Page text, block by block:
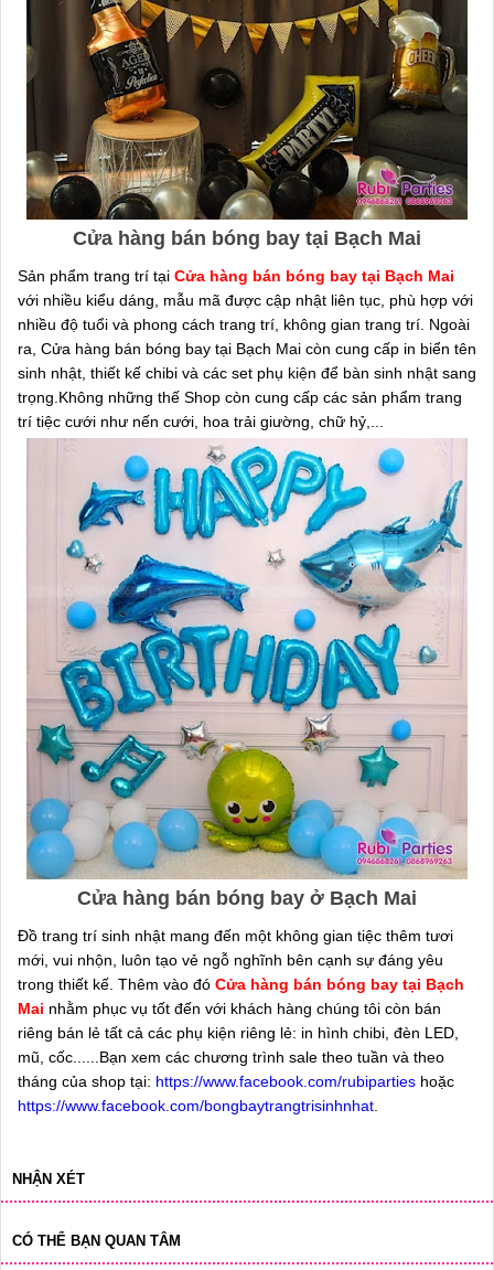
Cửa hàng bán bóng bay tại Bạch Mai
Sản phẩm trang trí tại Cửa hàng bán bóng bay tại Bạch Mai
với nhiều kiểu dáng, mẫu mã được cập nhật liên tục, phù hợp với
nhiều độ tuổi và phong cách trang trí, không gian trang trí. Ngoài
ra, Cửa hàng bán bóng bay tại Bạch Mai còn cung cấp in biển tên
sinh nhật, thiết kế chibi và các set phụ kiện để bàn sinh nhật sang
trọng.Không những thế Shop còn cung cấp các sản phẩm trang
trí tiệc cưới như nến cưới, hoa trải giường, chữ hỷ,...
Cửa hàng bán bóng bay ở Bạch Mai
Đồ trang trí sinh nhật mang đến một không gian tiệc thêm tươi
mới, vui nhộn, luôn tạo vẻ ngỗ nghĩnh bên cạnh sự đáng yêu
trong thiết kế. Thêm vào đó Cửa hàng bán bóng bay tại Bạch
Mai nhằm phục vụ tốt đến với khách hàng chúng tôi còn bán
riêng bán lẻ tất cả các phụ kiện riêng lẻ: in hình chibi, đèn LED,
mũ, cốc......Bạn xem các chương trình sale theo tuần và theo
tháng của shop tại: https://www.facebook.com/rubiparties hoặc
https://www.facebook.com/bongbaytrangtrisinhnhat
NHẬN XÉT
CÓ THỂ BẠN QUAN TÂM